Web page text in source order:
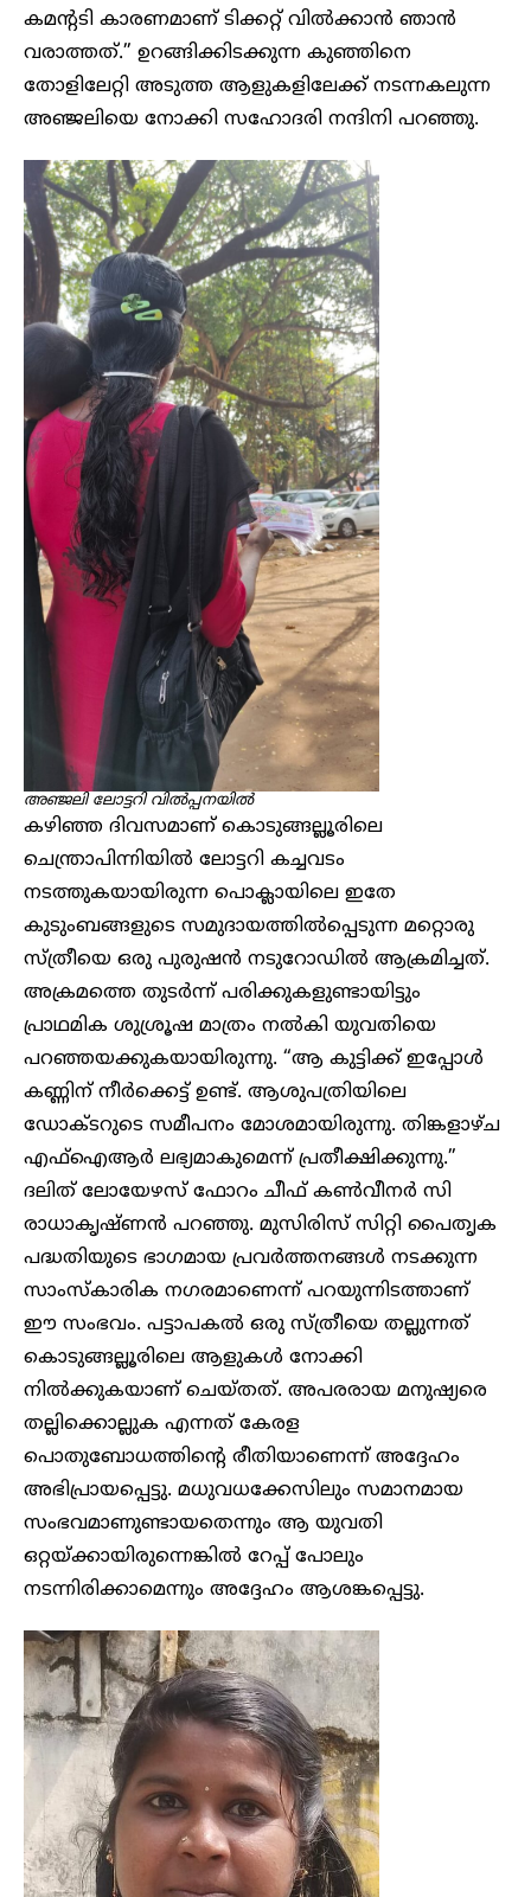
കമന്റടി കാരണമാണ് ടിക്കറ്റ് വിൽക്കാൻ ഞാൻ
വരാത്തത്.” ഉറങ്ങിക്കിടക്കുന്ന കുഞ്ഞിനെ
തോളിലേറ്റി അടുത്ത ആളുകളിലേക്ക് നടന്നകലുന്ന
അഞ്ജലിയെ നോക്കി സഹോദരി നന്ദിനി പറഞ്ഞു.
അഞ്ജലി ലോട്ടറി വിൽപ്പനയിൽ
കഴിഞ്ഞ ദിവസമാണ് കൊടുങ്ങല്ലൂരിലെ
ചെന്ത്രാപിന്നിയിൽ ലോട്ടറി കച്ചവടം
നടത്തുകയായിരുന്ന പൊക്ലായിലെ ഇതേ
കുടുംബങ്ങളുടെ സമുദായത്തിൽപ്പെടുന്ന മറ്റൊരു
സ്ത്രീയെ ഒരു പുരുഷൻ നടുറോഡിൽ ആക്രമിച്ചത്.
അക്രമത്തെ തുടർന്ന് പരിക്കുകളുണ്ടായിട്ടും
പ്രാഥമിക ശുശ്രൂഷ മാത്രം നൽകി യുവതിയെ
പറഞ്ഞയക്കുകയായിരുന്നു. “ആ കുട്ടിക്ക് ഇപ്പോൾ
കണ്ണിന് നീർക്കെട്ട് ഉണ്ട്. ആശുപത്രിയിലെ
ഡോക്ടറുടെ സമീപനം മോശമായിരുന്നു. തിങ്കളാഴ്ച
എഫ്ഐആർ ലഭ്യമാകുമെന്ന് പ്രതീക്ഷിക്കുന്നു.”
ദലിത് ലോയേഴസ് ഫോറം ചീഫ് കൺവീനർ സി
രാധാകൃഷ്ണൻ പറഞ്ഞു. മുസിരിസ് സിറ്റി പൈതൃക
പദ്ധതിയുടെ ഭാഗമായ പ്രവർത്തനങ്ങൾ നടക്കുന്ന
സാംസ്കാരിക നഗരമാണെന്ന് പറയുന്നിടത്താണ്
ഈ സംഭവം. പട്ടാപകൽ ഒരു സ്ത്രീയെ തല്ലുന്നത്
കൊടുങ്ങല്ലൂരിലെ ആളുകൾ നോക്കി
നിൽക്കുകയാണ് ചെയ്തത്. അപരരായ മനുഷ്യരെ
തല്ലിക്കൊല്ലുക എന്നത് കേരള
പൊതുബോധത്തിന്റെ രീതിയാണെന്ന് അദ്ദേഹം
അഭിപ്രായപ്പെട്ടു. മധുവധക്കേസിലും സമാനമായ
സംഭവമാണുണ്ടായതെന്നും ആ യുവതി
ഒറ്റയ്ക്കായിരുന്നെങ്കിൽ റേപ്പ് പോലും
നടന്നിരിക്കാമെന്നും അദ്ദേഹം ആശങ്കപ്പെട്ടു.